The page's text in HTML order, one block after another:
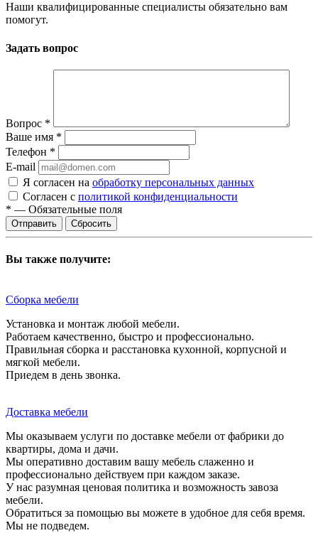
Наши квалифицированные специалисты обязательно вам
помогут.
Задать вопрос
Вопрос *
Ваше имя *
Телефон *
E-mail
Я согласен на обработку персональных данных
Согласен с политикой конфиденциальности
* — Обязательные поля
Сбросить
Вы также получите:
Сборка мебели
Установка и монтаж любой мебели.
Работаем качественно, быстро и профессионально.
Правильная сборка и расстановка кухонной, корпусной и
мягкой мебели.
Приедем в день звонка.
Доставка мебели
Мы оказываем услуги по доставке мебели от фабрики до
квартиры, дома и дачи.
Мы оперативно доставим вашу мебель слаженно и
профессионально действуем при каждом заказе.
У нас разумная ценовая политика и возможность завоза
мебели.
Обратиться за помощью вы можете в удобное для себя время.
Мы не подведем.